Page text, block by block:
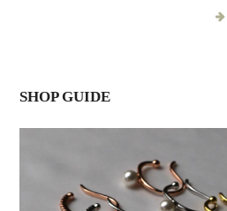
SHOP GUIDE